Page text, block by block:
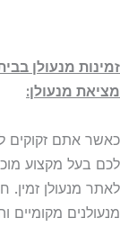
זמינות מנעולן
מציאת מנעולן:
כאשר אתם זקוקים
לכם בעל מקצוע
לאתר מנעולן זמין.
מנעולנים